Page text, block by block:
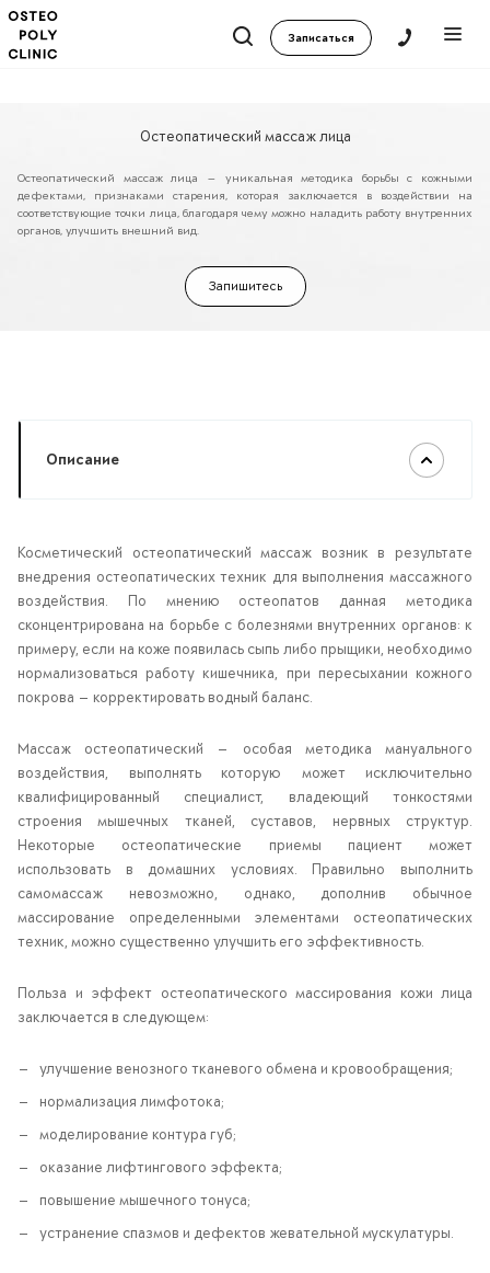
Записаться
Остеопатический массаж лица
Остеопатический массаж лица — уникальная методика борьбы с кожными
дефектами, признаками старения, которая заключается в воздействии на
соответствующие точки лица, благодаря чему можно наладить работу внутренних
органов, улучшить внешний вид.
Запишитесь
Описание
Косметический остеопатический массаж возник в результате
внедрения остеопатических техник для выполнения массажного
воздействия. По мнению остеопатов данная методика
сконцентрирована на борьбе с болезнями внутренних органов: к
примеру, если на коже появилась сыпь либо прыщики, необходимо
нормализоваться работу кишечника, при пересыхании кожного
покрова — корректировать водный баланс.
Массаж остеопатический — особая методика мануального
воздействия, выполнять которую может исключительно
квалифицированный специалист, владеющий тонкостями
строения мышечных тканей, суставов, нервных структур.
Некоторые остеопатические приемы пациент может
использовать в домашних условиях. Правильно выполнить
самомассаж невозможно, однако, дополнив обычное
массирование определенными элементами остеопатических
техник, можно существенно улучшить его эффективность.
Польза и эффект остеопатического массирования кожи лица
заключается в следующем:
улучшение венозного тканевого обмена и кровообращения;
нормализация лимфотока;
моделирование контура губ;
оказание лифтингового эффекта;
повышение мышечного тонуса;
устранение спазмов и дефектов жевательной мускулатуры.